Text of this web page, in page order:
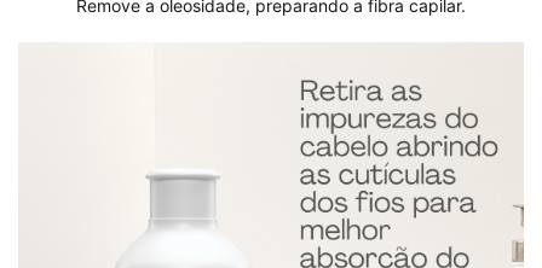
Remove a oleosidade, preparando a fibra capilar.